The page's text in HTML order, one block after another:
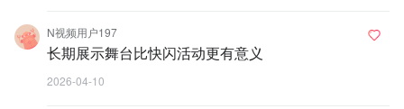
N视频用户197
长期展示舞台比快闪活动更有意义
2026-04-10